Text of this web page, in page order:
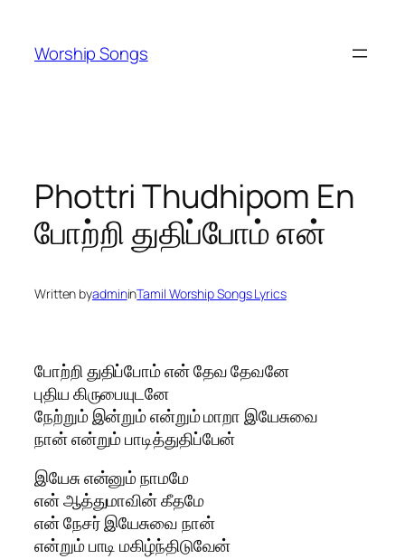
content
Worship Songs
Phottri Thudhipom En
போற்றி துதிப்போம் என்
Written byadmininTamil Worship Songs Lyrics
போற்றி துதிப்போம் என் தேவ தேவனே
புதிய கிருபையுடனே
நேற்றும் இன்றும் என்றும் மாறா இயேசுவை
நான் என்றும் பாடித்துதிப்பேன்
இயேசு என்னும் நாமமே
என் ஆத்துமாவின் கீதமே
என் நேசர் இயேசுவை நான்
என்றும் பாடி மகிழ்ந்திடுவேன்